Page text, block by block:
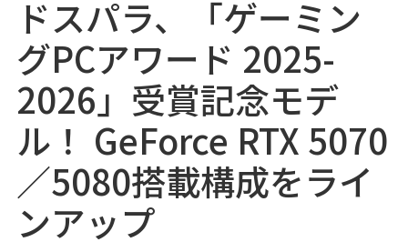
ドスパラ、「ゲーミン
グPCアワード 2025-
2026」受賞記念モデ
ル！ GeForce RTX 5070
／5080搭載構成をライ
ンアップ